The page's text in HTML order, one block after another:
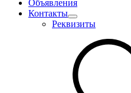
Объявления
Контакты
Реквизиты